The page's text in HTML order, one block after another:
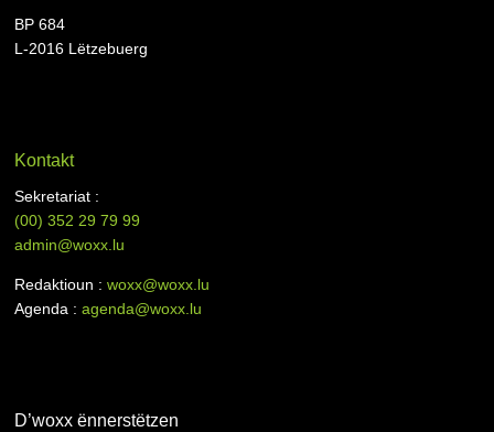
BP 684
L-2016 Lëtzebuerg
Kontakt
Sekretariat :
(00)352 29 79 99
admin@woxx.lu
Redaktioun :woxx@woxx.lu
Agenda :agenda@woxx.lu
D’woxx ënnerstëtzen